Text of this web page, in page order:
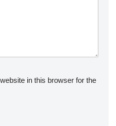
in this browser for the